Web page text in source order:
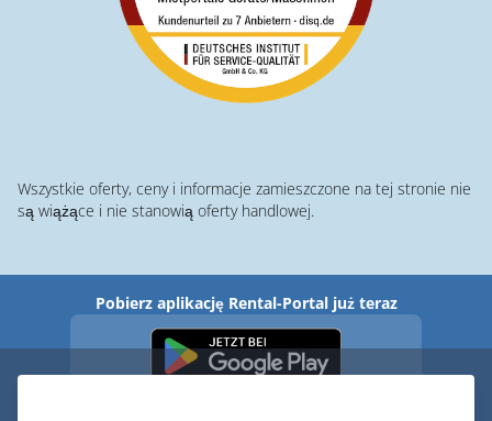
Wszystkie oferty, ceny i informacje zamieszczone na tej stronie nie
są wiążące i nie stanowią oferty handlowej.
Pobierz aplikację Rental-Portal już teraz